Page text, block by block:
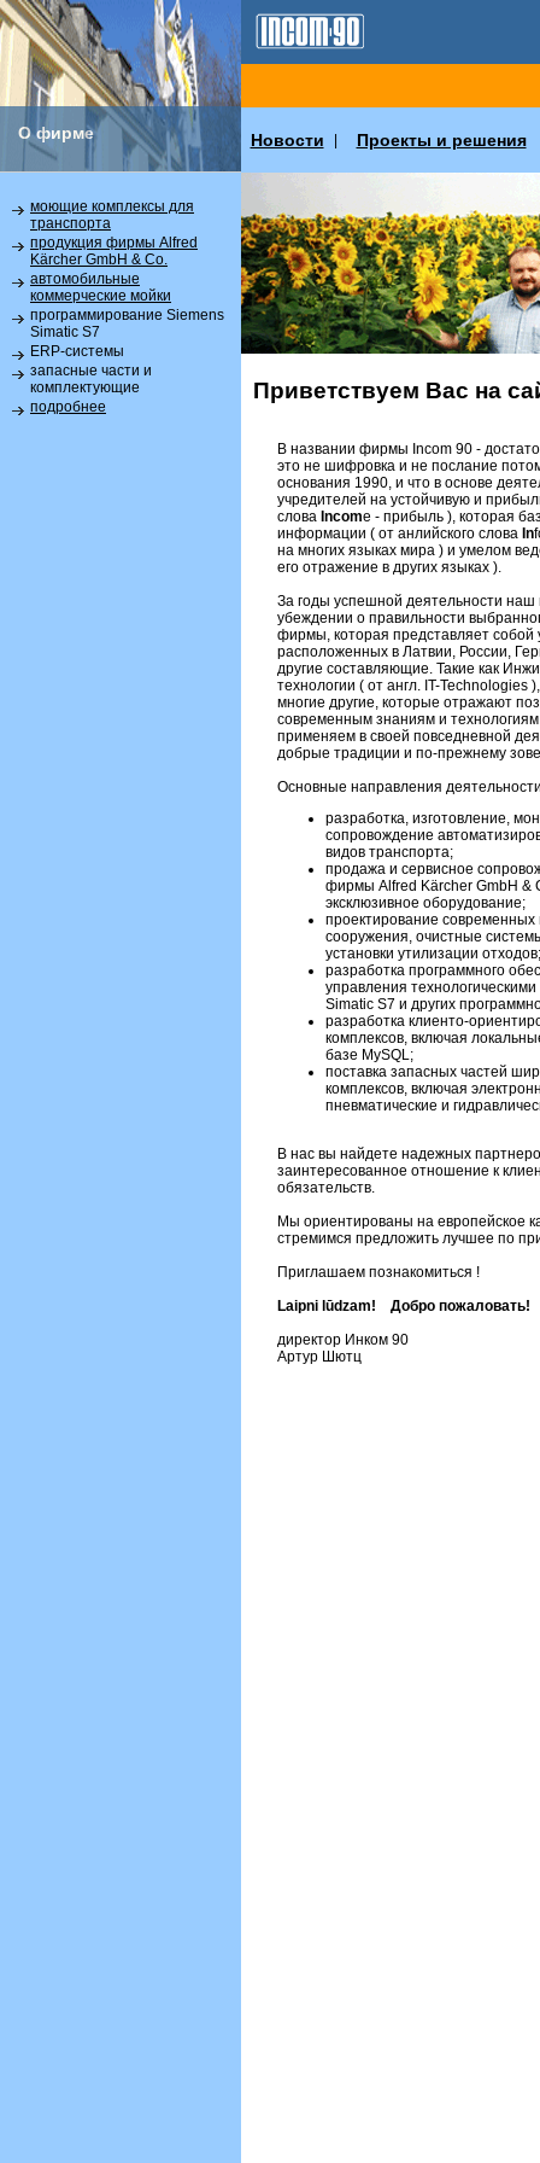
О фирме Новости Проекты и решения
моющие комплексы для
транспорта
продукция фирмы Alfred
Kärcher GmbH & Co.
автомобильные
коммерческие мойки
программирование Siemens
Simatic S7
ERP-системы
запасные части и
комплектующие
подробнее
Приветствуем Вас на
В названии фирмы Incom 90 -
это не шифровка и не послание
основания 1990, и что в основе
учредителей на устойчивую и
слова Income - прибыль ), которая
информации ( от анлийского слова In
на многих языках мира ) и умелом
его отражение в других языках ).
За годы успешной деятельности наш
убеждении о правильности
фирмы, которая представляет
расположенных в Латвии, России,
другие составляющие. Такие как
технологии ( от англ. IT-Technologies
многие другие, которые отражают
современным знаниям и
применяем в своей повседневной
добрые традиции и по-прежнему
Основные направления
разработка, изготовление,
сопровождение
видов транспорта;
продажа и сервисное
фирмы Alfred Kärcher GmbH &
эксклюзивное оборудование;
проектирование
сооружения, очистные
установки утилизации отходов;
разработка программного
управления
Simatic S7 и других
разработка клиенто-
комплексов, включая
базе MySQL;
поставка запасных частей
комплексов, включая
пневматические и
В нас вы найдете надежных
заинтересованное отношение к
обязательств.
Мы ориентированы на европейское
стремимся предложить лучшее по
Приглашаем познакомиться !
Laipni lūdzam! Добро
директор Инком 90
Артур Шютц